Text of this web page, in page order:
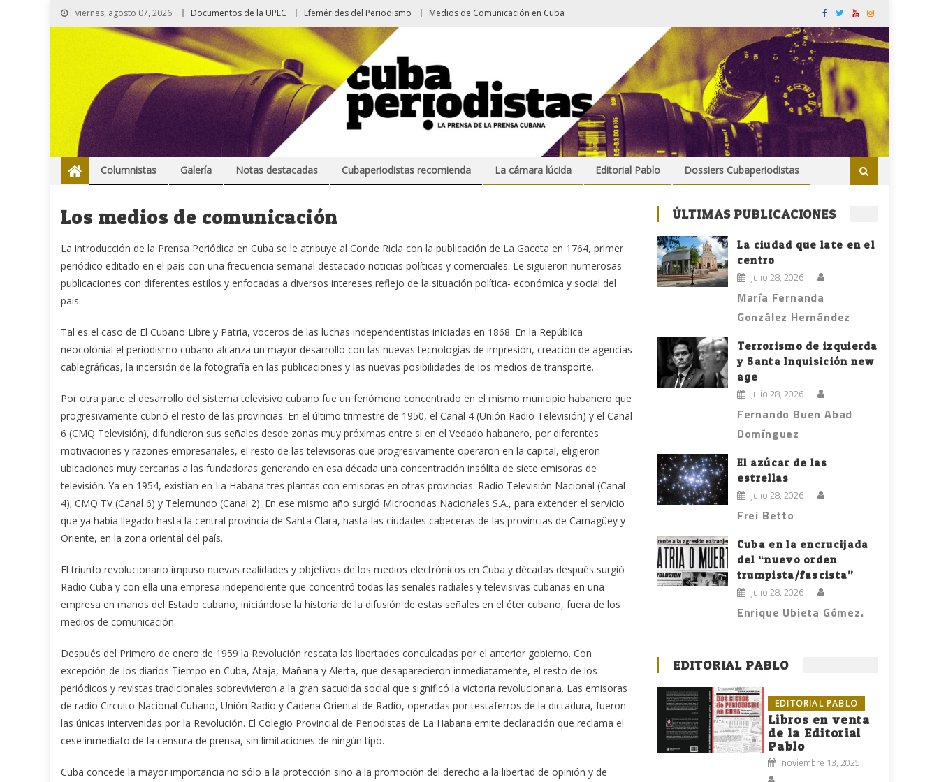
viernes, agosto 07, 2026 Documentos de la UPEC Efemérides del Periodismo Medios de Comunicación en Cuba
Columnistas Galería Notas destacadas Cubaperiodistas recomienda La cámara lúcida Editorial Pablo Dossiers Cubaperiodistas
Los medios de comunicación
La introducción de la Prensa Periódica en Cuba se le atribuye al Conde Ricla con la publicación de La Gaceta en 1764, primer
periódico editado en el país con una frecuencia semanal destacado noticias políticas y comerciales. Le siguieron numerosas
publicaciones con diferentes estilos y enfocadas a diversos intereses reflejo de la situación política- económica y social del
país.
Tal es el caso de El Cubano Libre y Patria, voceros de las luchas independentistas iniciadas en 1868. En la República
neocolonial el periodismo cubano alcanza un mayor desarrollo con las nuevas tecnologías de impresión, creación de agencias
cablegráficas, la incersión de la fotografía en las publicaciones y las nuevas posibilidades de los medios de transporte.
Por otra parte el desarrollo del sistema televisivo cubano fue un fenómeno concentrado en el mismo municipio habanero que
progresivamente cubrió el resto de las provincias. En el último trimestre de 1950, el Canal 4 (Unión Radio Televisión) y el Canal
6 (CMQ Televisión), difundieron sus señales desde zonas muy próximas entre si en el Vedado habanero, por diferentes
motivaciones y razones empresariales, el resto de las televisoras que progresivamente operaron en la capital, eligieron
ubicaciones muy cercanas a las fundadoras generando en esa década una concentración insólita de siete emisoras de
televisión. Ya en 1954, existían en La Habana tres plantas con emisoras en otras provincias: Radio Televisión Nacional (Canal
4); CMQ TV (Canal 6) y Telemundo (Canal 2). En ese mismo año surgió Microondas Nacionales S.A., para extender el servicio
que ya había llegado hasta la central provincia de Santa Clara, hasta las ciudades cabeceras de las provincias de Camagüey y
Oriente, en la zona oriental del país.
El triunfo revolucionario impuso nuevas realidades y objetivos de los medios electrónicos en Cuba y décadas después surgió
Radio Cuba y con ella una empresa independiente que concentró todas las señales radiales y televisivas cubanas en una
empresa en manos del Estado cubano, iniciándose la historia de la difusión de estas señales en el éter cubano, fuera de los
medios de comunicación.
Después del Primero de enero de 1959 la Revolución rescata las libertades conculcadas por el anterior gobierno. Con
excepción de los diarios Tiempo en Cuba, Ataja, Mañana y Alerta, que desaparecieron inmediatamente, el resto de los
periódicos y revistas tradicionales sobrevivieron a la gran sacudida social que significó la victoria revolucionaria. Las emisoras
de radio Circuito Nacional Cubano, Unión Radio y Cadena Oriental de Radio, operadas por testaferros de la dictadura, fueron
las únicas intervenidas por la Revolución. El Colegio Provincial de Periodistas de La Habana emite declaración que reclama el
cese inmediato de la censura de prensa, sin limitaciones de ningún tipo.
Cuba concede la mayor importancia no sólo a la protección sino a la promoción del derecho a la libertad de opinión y de
ÚLTIMAS PUBLICACIONES
La ciudad que late en el
centro
julio 28, 2026
María Fernanda
González Hernández
Terrorismo de izquierda
y Santa Inquisición new
age
julio 28, 2026
Fernando Buen Abad
Domínguez
El azúcar de las
estrellas
julio 28, 2026
Frei Betto
Cuba en la encrucijada
del “nuevo orden
trumpista/fascista”
julio 28, 2026
Enrique Ubieta Gómez.
EDITORIAL PABLO
EDITORIAL PABLO
Libros en venta
de la Editorial
Pablo
noviembre 13, 2025